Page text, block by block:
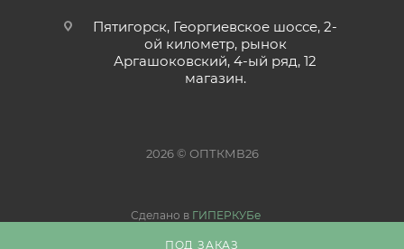
ПОД ЗАКАЗ
Пятигорск, Георгиевское шоссе, 2-
ой километр, рынок
Аргашоковский, 4-ый ряд, 12
магазин.
2026 © ОПТКМВ26
Сделано в ГИПЕРКУБе